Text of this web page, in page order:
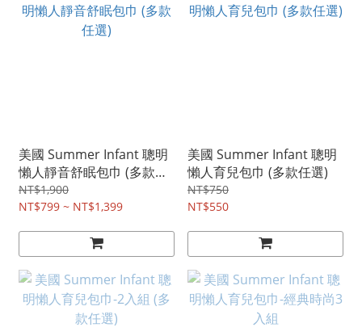
美國 Summer Infant 聰明
懶人靜音舒眠包巾 (多款任
選)
NT$1,900
NT$799 ~ NT$1,399
美國 Summer Infant 聰明
懶人育兒包巾 (多款任選)
NT$750
NT$550